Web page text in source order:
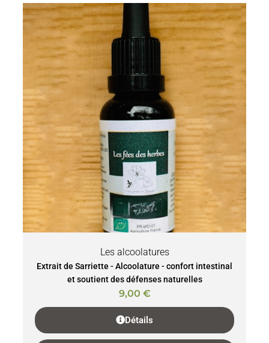
Les alcoolatures
Extrait de Sarriette - Alcoolature - confort intestinal
et soutient des défenses naturelles
9,00 €
Détails